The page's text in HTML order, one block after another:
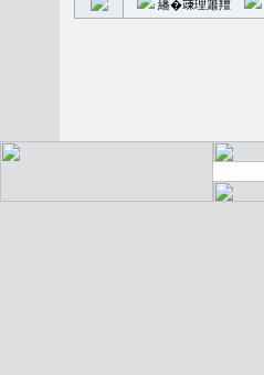
繙�𥪕理簫羶